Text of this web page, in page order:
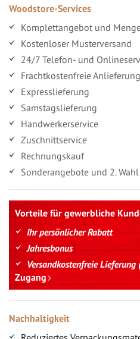
Woodstore-Services
Komplettangebot und
Kostenloser Musterversand
24/7 Telefon- und
Frachtkostenfreie
Expresslieferung
Samstagslieferung
Handwerkerservice
Zuschnittservice
Rechnungskauf
Sonderangebote und 2.
Vorteile für gewerbliche
Ihr persönlicher Rabatt
Jahresbonus
Versandkostenfreie Lieferung
Zugang
Nachhaltigkeit